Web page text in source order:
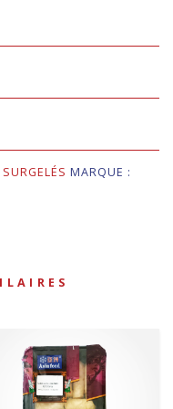
SURGELÉS MARQUE :